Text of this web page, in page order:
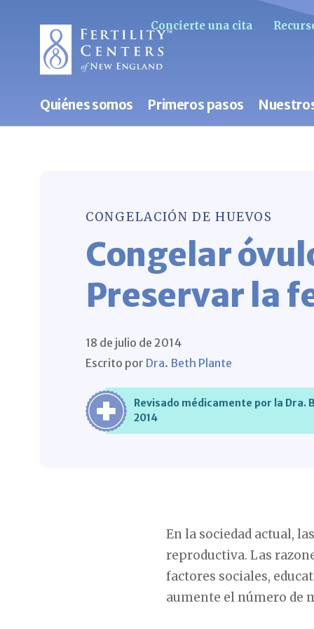
Concierte una cita
Quiénes somos Primeros pasos
CONGELACIÓN DE HUEVOS
Congelar
Preservar la
18 de julio de 2014
Escrito por Dra. Beth Plante
Revisado médicamente por la Dra.
2014
En la sociedad actual,
reproductiva. Las
factores sociales,
aumente el número de